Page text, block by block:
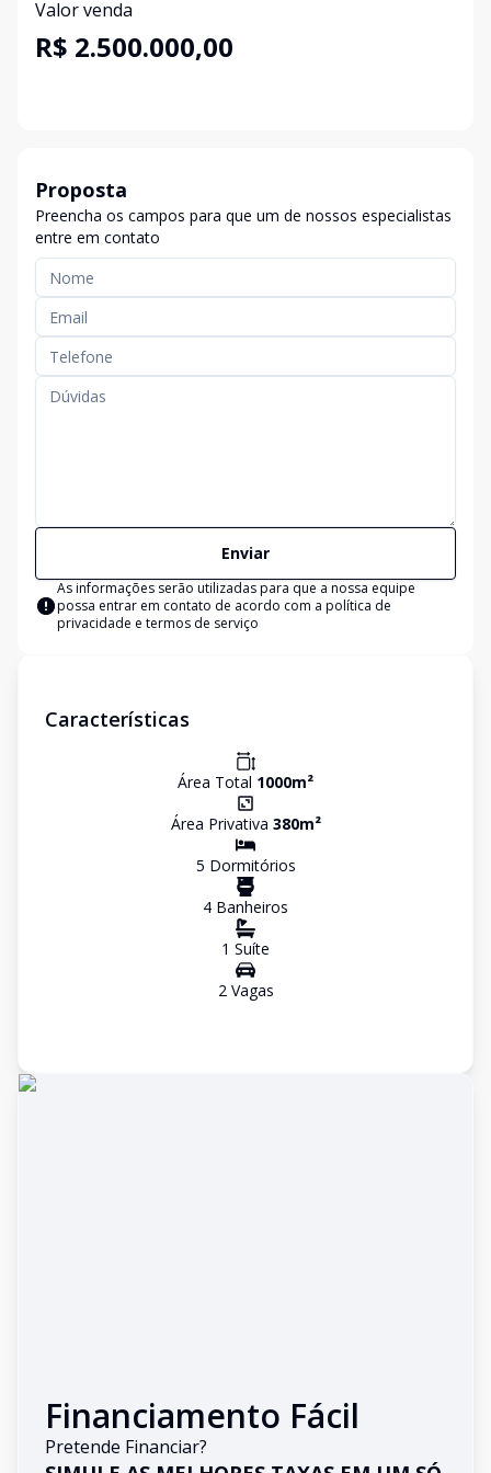
Valor venda
R$ 2.500.000,00
Proposta
Preencha os campos para que um de nossos especialistas
entre em contato
Enviar
As informações serão utilizadas para que a nossa equipe
possa entrar em contato de acordo com a política de
privacidade e termos de serviço
Características
Área Total 1000m²
Área Privativa 380m²
5 Dormitórios
4 Banheiros
1 Suíte
2Vagas
Financiamento Fácil
Pretende Financiar?